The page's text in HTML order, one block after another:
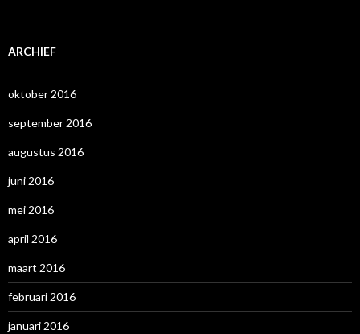
ARCHIEF
oktober 2016
september 2016
augustus 2016
juni 2016
mei 2016
april 2016
maart 2016
februari 2016
januari 2016